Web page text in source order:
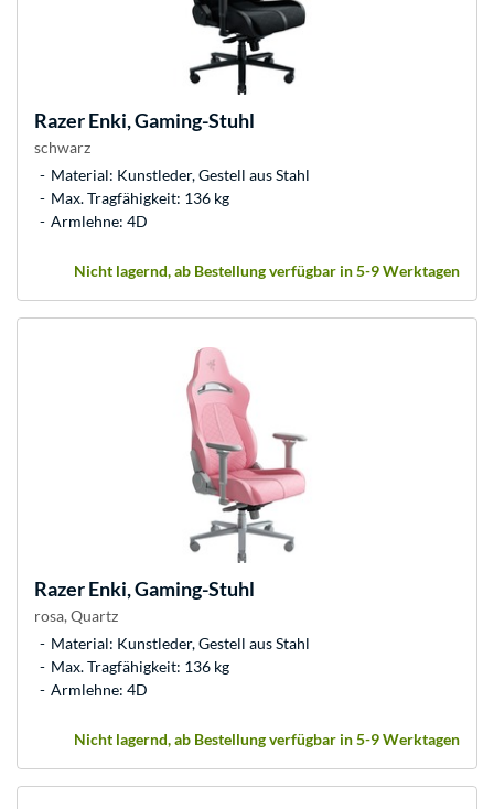
RazerEnki, Gaming-Stuhl
schwarz
Material: Kunstleder, Gestell aus Stahl
Max. Tragfähigkeit: 136 kg
Armlehne: 4D
Nicht lagernd, ab Bestellung verfügbar in 5-9 Werktagen
RazerEnki, Gaming-Stuhl
rosa, Quartz
Material: Kunstleder, Gestell aus Stahl
Max. Tragfähigkeit: 136 kg
Armlehne: 4D
Nicht lagernd, ab Bestellung verfügbar in 5-9 Werktagen